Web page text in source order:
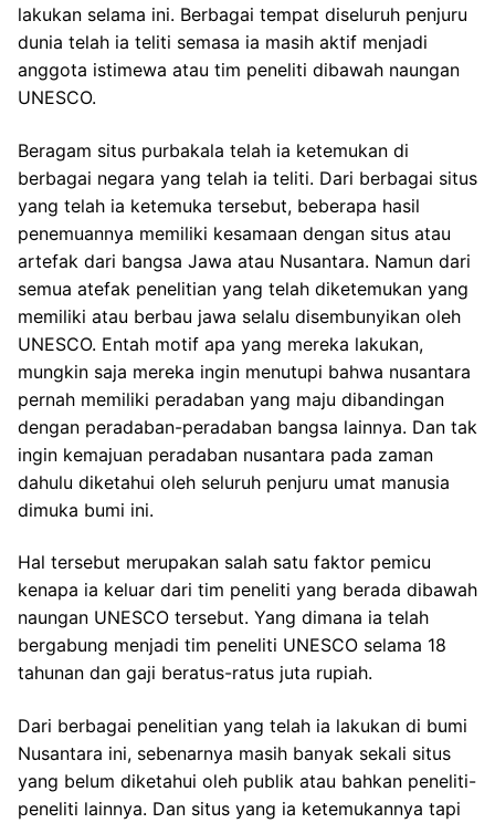
lakukan selama ini. Berbagai tempat diseluruh penjuru
dunia telah ia teliti semasa ia masih aktif menjadi
anggota istimewa atau tim peneliti dibawah naungan
UNESCO.
Beragam situs purbakala telah ia ketemukan di
berbagai negara yang telah ia teliti. Dari berbagai situs
yang telah ia ketemuka tersebut, beberapa hasil
penemuannya memiliki kesamaan dengan situs atau
artefak dari bangsa Jawa atau Nusantara. Namun dari
semua atefak penelitian yang telah diketemukan yang
memiliki atau berbau jawa selalu disembunyikan oleh
UNESCO. Entah motif apa yang mereka lakukan,
mungkin saja mereka ingin menutupi bahwa nusantara
pernah memiliki peradaban yang maju dibandingan
dengan peradaban-peradaban bangsa lainnya. Dan tak
ingin kemajuan peradaban nusantara pada zaman
dahulu diketahui oleh seluruh penjuru umat manusia
dimuka bumi ini.
Hal tersebut merupakan salah satu faktor pemicu
kenapa ia keluar dari tim peneliti yang berada dibawah
naungan UNESCO tersebut. Yang dimana ia telah
bergabung menjadi tim peneliti UNESCO selama 18
tahunan dan gaji beratus-ratus juta rupiah.
Dari berbagai penelitian yang telah ia lakukan di bumi
Nusantara ini, sebenarnya masih banyak sekali situs
yang belum diketahui oleh publik atau bahkan peneliti-
peneliti lainnya. Dan situs yang ia ketemukannya tapi